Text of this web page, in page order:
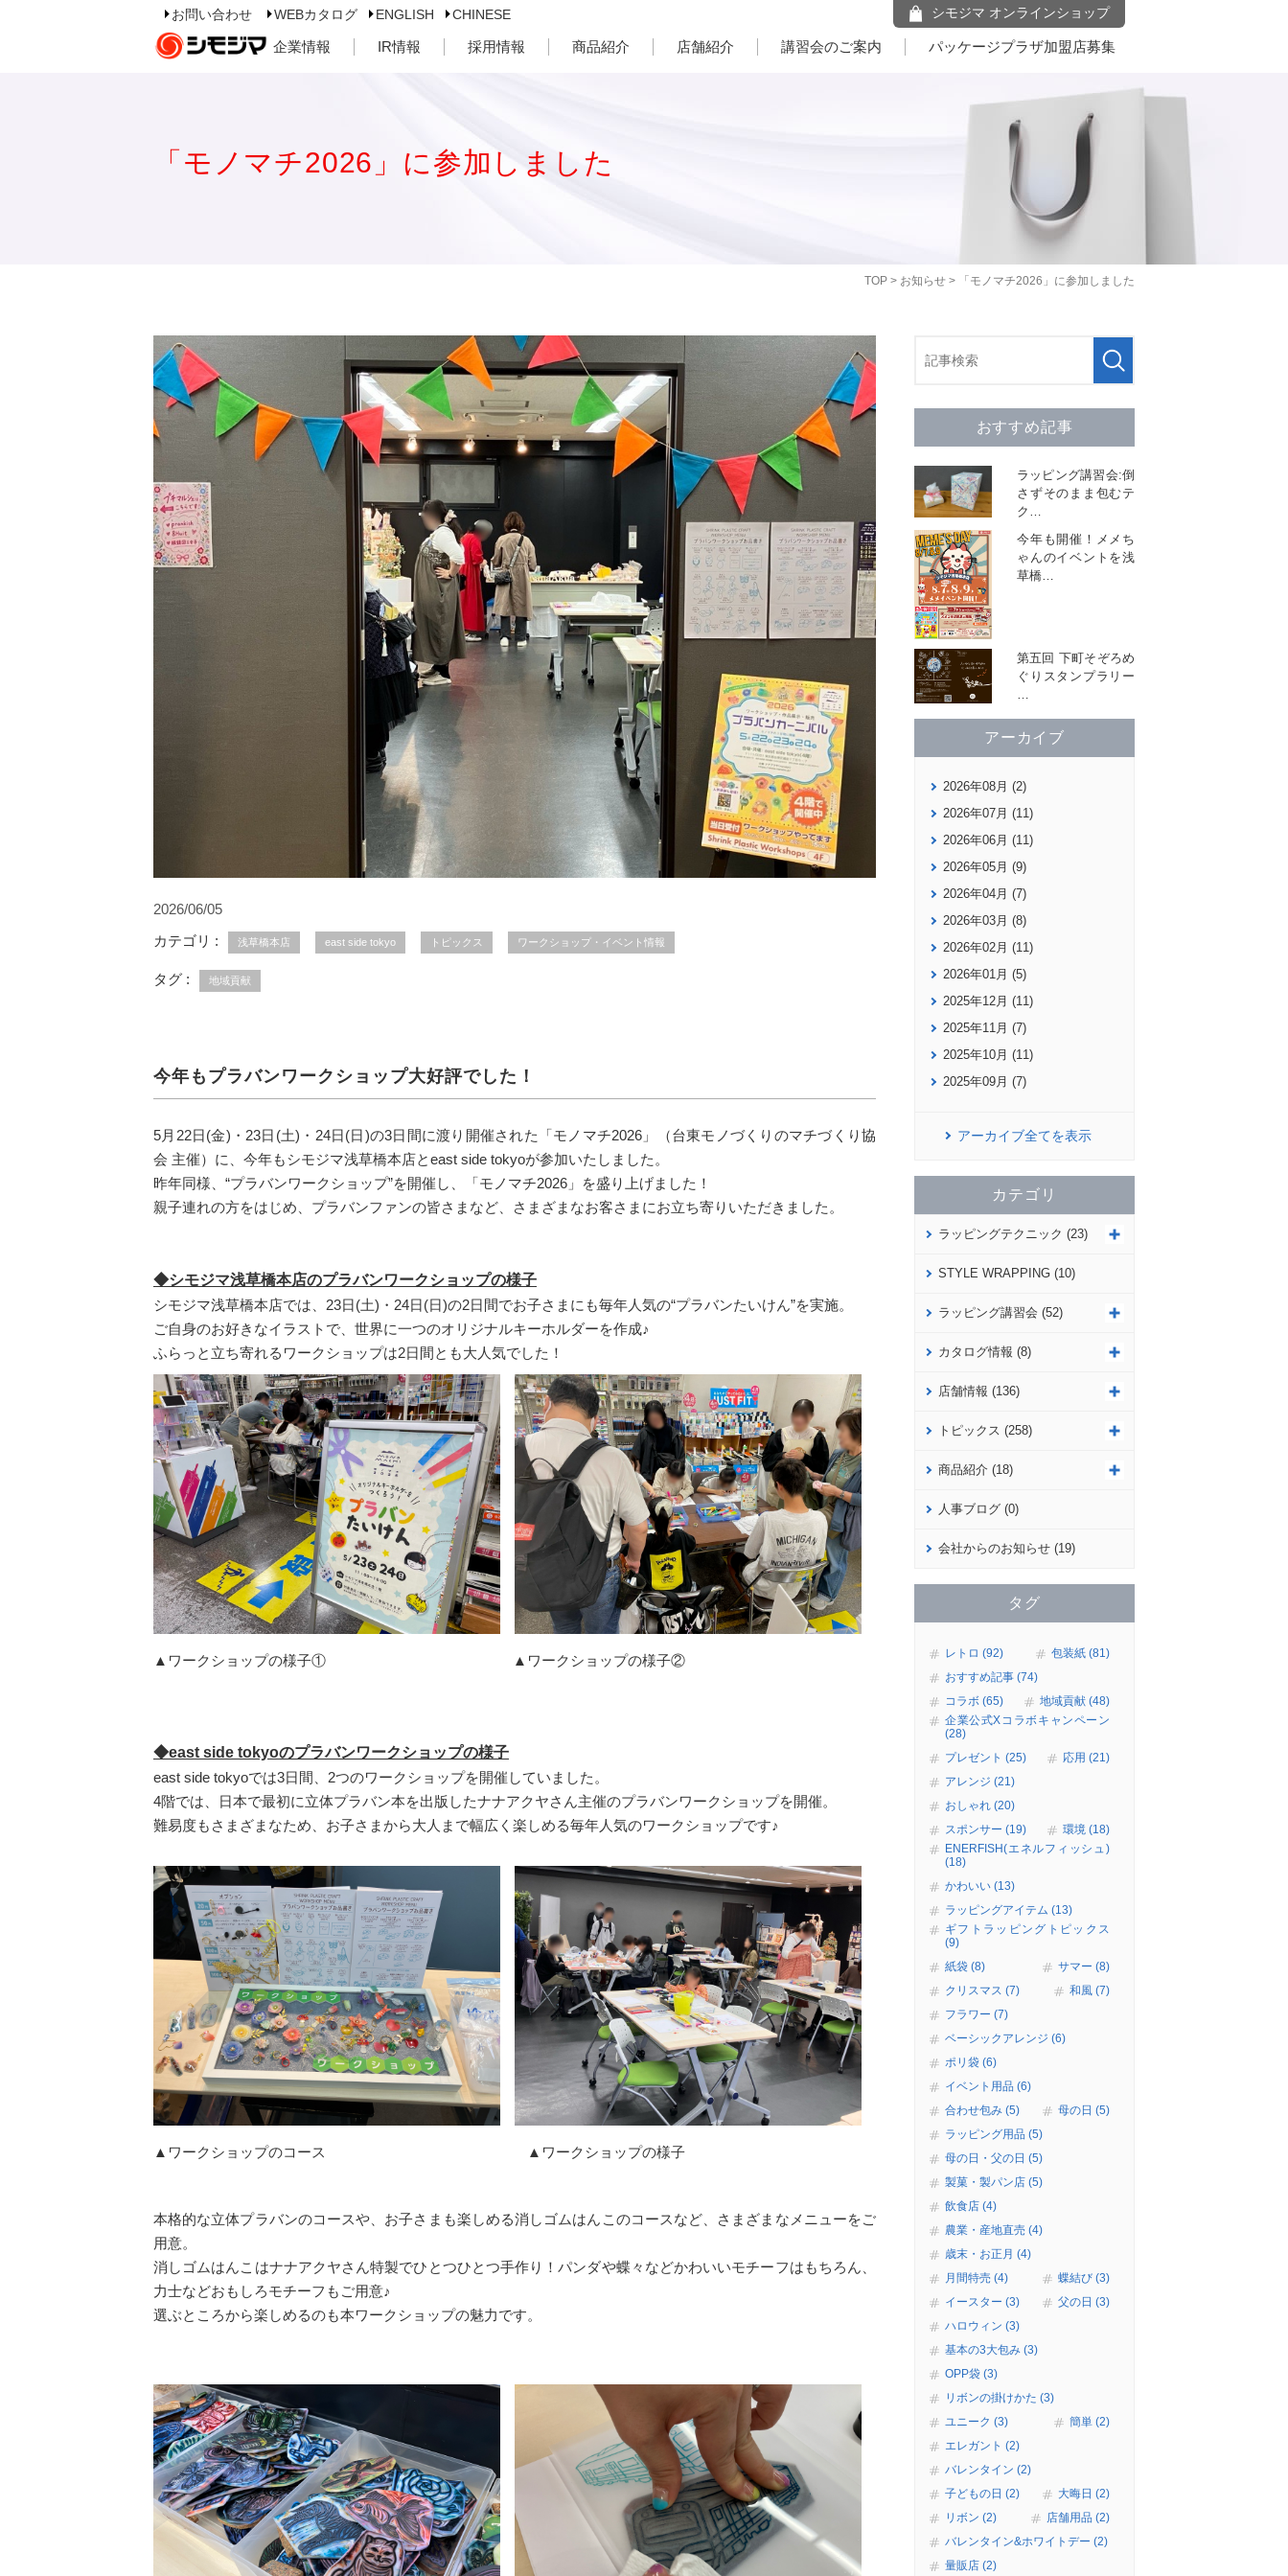
お問い合わせ WEBカタログ ENGLISH CHINESE シモジマ オンラインショップ
企業情報 IR情報 採用情報 商品紹介 店舗紹介 講習会のご案内 パッケージプラザ加盟店募集
TOP > お知らせ > 「モノマチ2026」に参加しました
「モノマチ2026」に参加しました
2026/06/05
カテゴリ :
浅草橋本店 east side tokyo トピックス ワークショップ・イベント情報
タグ : 地域貢献
今年もプラバンワークショップ大好評でした！
5月22日(金)・23日(土)・24日(日)の3日間に渡り開催された「モノマチ2026」（台東モノづくりのマチづくり協
会 主催）に、今年もシモジマ浅草橋本店とeast side tokyoが参加いたしました。
昨年同様、“プラバンワークショップ”を開催し、「モノマチ2026」を盛り上げました！
親子連れの方をはじめ、プラバンファンの皆さまなど、さまざまなお客さまにお立ち寄りいただきました。
◆シモジマ浅草橋本店のプラバンワークショップの様子
シモジマ浅草橋本店では、23日(土)・24日(日)の2日間でお子さまにも毎年人気の“プラバンたいけん”を実施。
ご自身のお好きなイラストで、世界に一つのオリジナルキーホルダーを作成♪
ふらっと立ち寄れるワークショップは2日間とも大人気でした！
▲ワークショップの様子① ▲ワークショップの様子②
◆east side tokyoのプラバンワークショップの様子
east side tokyoでは3日間、2つのワークショップを開催していました。
4階では、日本で最初に立体プラバン本を出版したナナアクヤさん主催のプラバンワークショップを開催。
難易度もさまざまなため、お子さまから大人まで幅広く楽しめる毎年人気のワークショップです♪
▲ワークショップのコース ▲ワークショップの様子
本格的な立体プラバンのコースや、お子さまも楽しめる消しゴムはんこのコースなど、さまざまなメニューをご
用意。
消しゴムはんこはナナアクヤさん特製でひとつひとつ手作り！パンダや蝶々などかわいいモチーフはもちろん、
力士などおもしろモチーフもご用意♪
選ぶところから楽しめるのも本ワークショップの魅力です。
おすすめ記事
ラッピング講習会:倒
さずそのまま包むテ
ク …
今年も開催！メメち
ゃんのイベントを浅
草橋…
第五回 下町そぞろめ
ぐりスタンプラリー
アーカイブ
2026年08月 (2)
2026年07月 (11)
2026年06月 (11)
2026年05月 (9)
2026年04月 (7)
2026年03月 (8)
2026年02月 (11)
2026年01月 (5)
2025年12月 (11)
2025年11月 (7)
2025年10月 (11)
2025年09月 (7)
アーカイブ全てを表示
カテゴリ
ラッピングテクニック (23)
STYLE WRAPPING (10)
ラッピング講習会 (52)
カタログ情報 (8)
店舗情報 (136)
トピックス (258)
商品紹介 (18)
人事ブログ (0)
会社からのお知らせ (19)
タグ
レトロ (92)
包装紙 (81)
おすすめ記事 (74)
コラボ (65)
地域貢献 (48)
企業公式Xコラボキャンペーン
(28)
プレゼント (25)
応用 (21)
アレンジ (21)
おしゃれ (20)
スポンサー (19)
環境 (18)
ENERFISH(エネルフィッシュ)
(18)
かわいい (13)
ラッピングアイテム (13)
ギフトラッピングトピックス
(9)
紙袋 (8)
サマー (8)
クリスマス (7)
和風 (7)
フラワー (7)
ベーシックアレンジ (6)
ポリ袋 (6)
イベント用品 (6)
合わせ包み (5)
母の日 (5)
ラッピング用品 (5)
母の日・父の日 (5)
製菓・製パン店 (5)
飲食店 (4)
農業・産地直売 (4)
歳末・お正月 (4)
月間特売 (4)
蝶結び (3)
イースター (3)
父の日 (3)
ハロウィン (3)
基本の3大包み (3)
OPP袋 (3)
リボンの掛けかた (3)
ユニーク (3)
簡単 (2)
エレガント (2)
バレンタイン (2)
子どもの日 (2)
大晦日 (2)
リボン (2)
店舗用品 (2)
バレンタイン&ホワイトデー (2)
量販店 (2)